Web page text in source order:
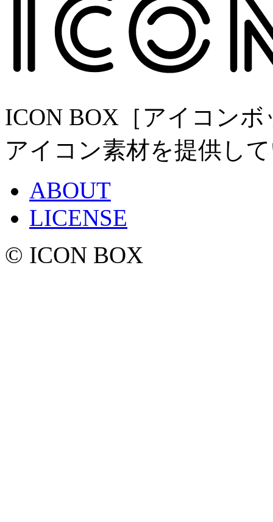
ICON BOX［アイコン
アイコン素材を提供し
ABOUT
LICENSE
© ICON BOX